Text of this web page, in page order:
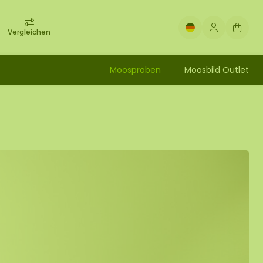
Vergleichen
Moosproben Moosbild Outlet